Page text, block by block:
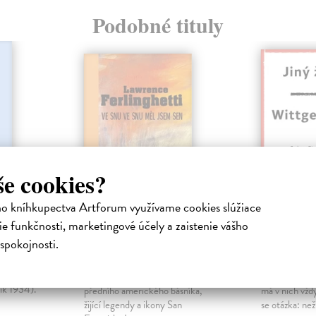
cookies?
kníhkupectva Artforum využívame cookies slúžiace
funkčnosti, marketingové účely a zaistenie vášho
Podobné tituly
1934).
Ve snu ve snu snil
předního amerického básníka,
žijící legendy a ikony San
má v nich
se otázka: